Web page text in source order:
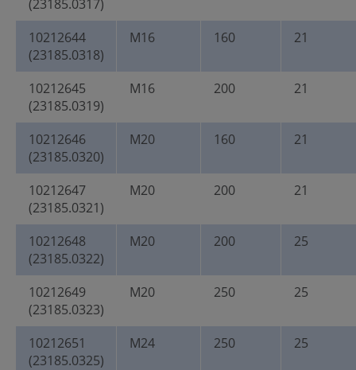
(23185.0317)
10212644
(23185.0318)
M16 160 21
10212645
(23185.0319)
M16 200 21
10212646
(23185.0320)
M20 160 21
10212647
(23185.0321)
M20 200 21
10212648
(23185.0322)
M20 200 25
10212649
(23185.0323)
M20 250 25
10212651
(23185.0325)
M24 250 25